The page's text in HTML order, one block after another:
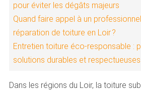
pour éviter les dégâts majeurs
Quand faire appel à un
réparation de toiture en Loir ?
Entretien toiture éco-responsable :
solutions durables et respectueuses
Dans les régions du Loir, la toiture